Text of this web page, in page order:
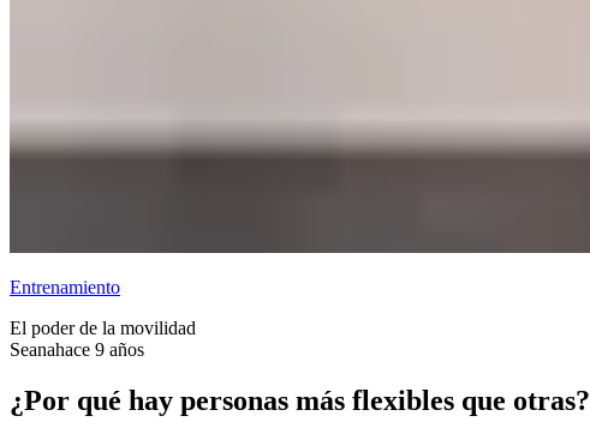
Entrenamiento
El poder de la movilidad
Seanahace 9 años
¿Por qué hay personas más flexibles que otras?